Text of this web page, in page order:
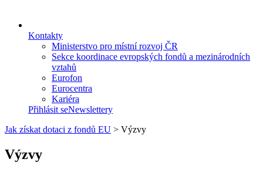
Kontakty
Ministerstvo pro místní rozvoj ČR
Sekce koordinace evropských fondů a mezinárodních
vztahů
Eurofon
Eurocentra
Kariéra
Přihlásit seNewslettery
Jak získat dotaci z fondů EU > Výzvy
Výzvy